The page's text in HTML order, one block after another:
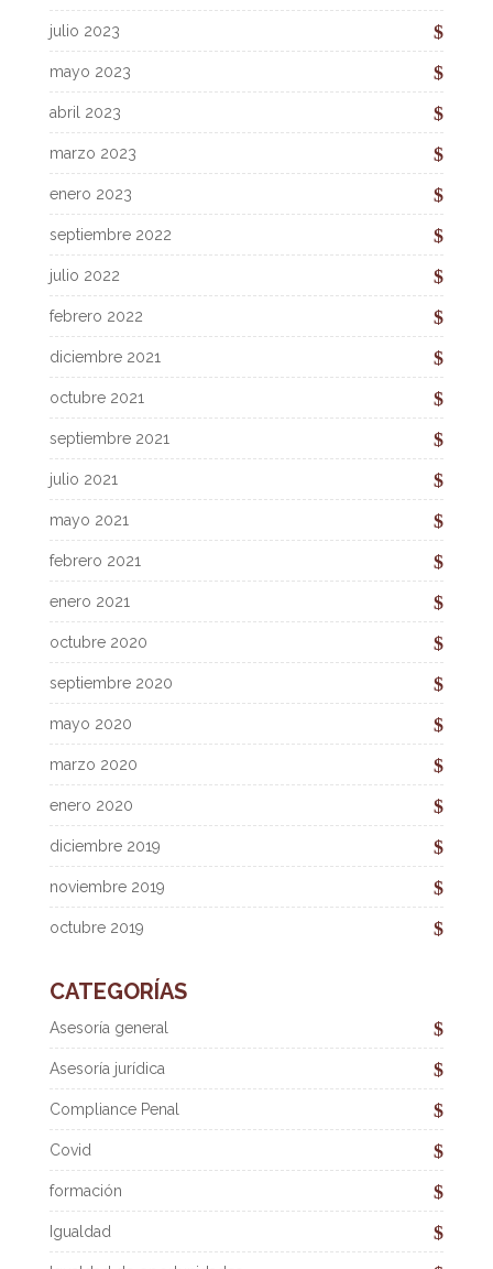
julio 2023
mayo 2023
abril 2023
marzo 2023
enero 2023
septiembre 2022
julio 2022
febrero 2022
diciembre 2021
octubre 2021
septiembre 2021
julio 2021
mayo 2021
febrero 2021
enero 2021
octubre 2020
septiembre 2020
mayo 2020
marzo 2020
enero 2020
diciembre 2019
noviembre 2019
octubre 2019
CATEGORÍAS
Asesoría general
Asesoría jurídica
Compliance Penal
Covid
formación
Igualdad